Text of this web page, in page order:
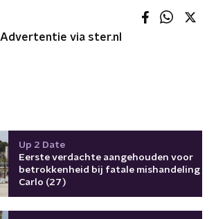
Advertentie via ster.nl
Up 2 Date
Eerste verdachte aangehouden voor
betrokkenheid bij fatale mishandeling
Carlo (27)